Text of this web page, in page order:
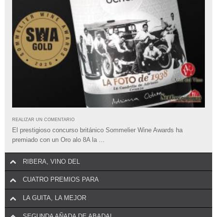
REALIZAR UN COMENTARIO
El prestigioso concurso británico Sommelier Wine Awards ha
premiado con un Oro alo 8A la ...
RIBERA, VINO DEL
CUATRO PREMIOS PARA
LA GUITA, LA MEJOR